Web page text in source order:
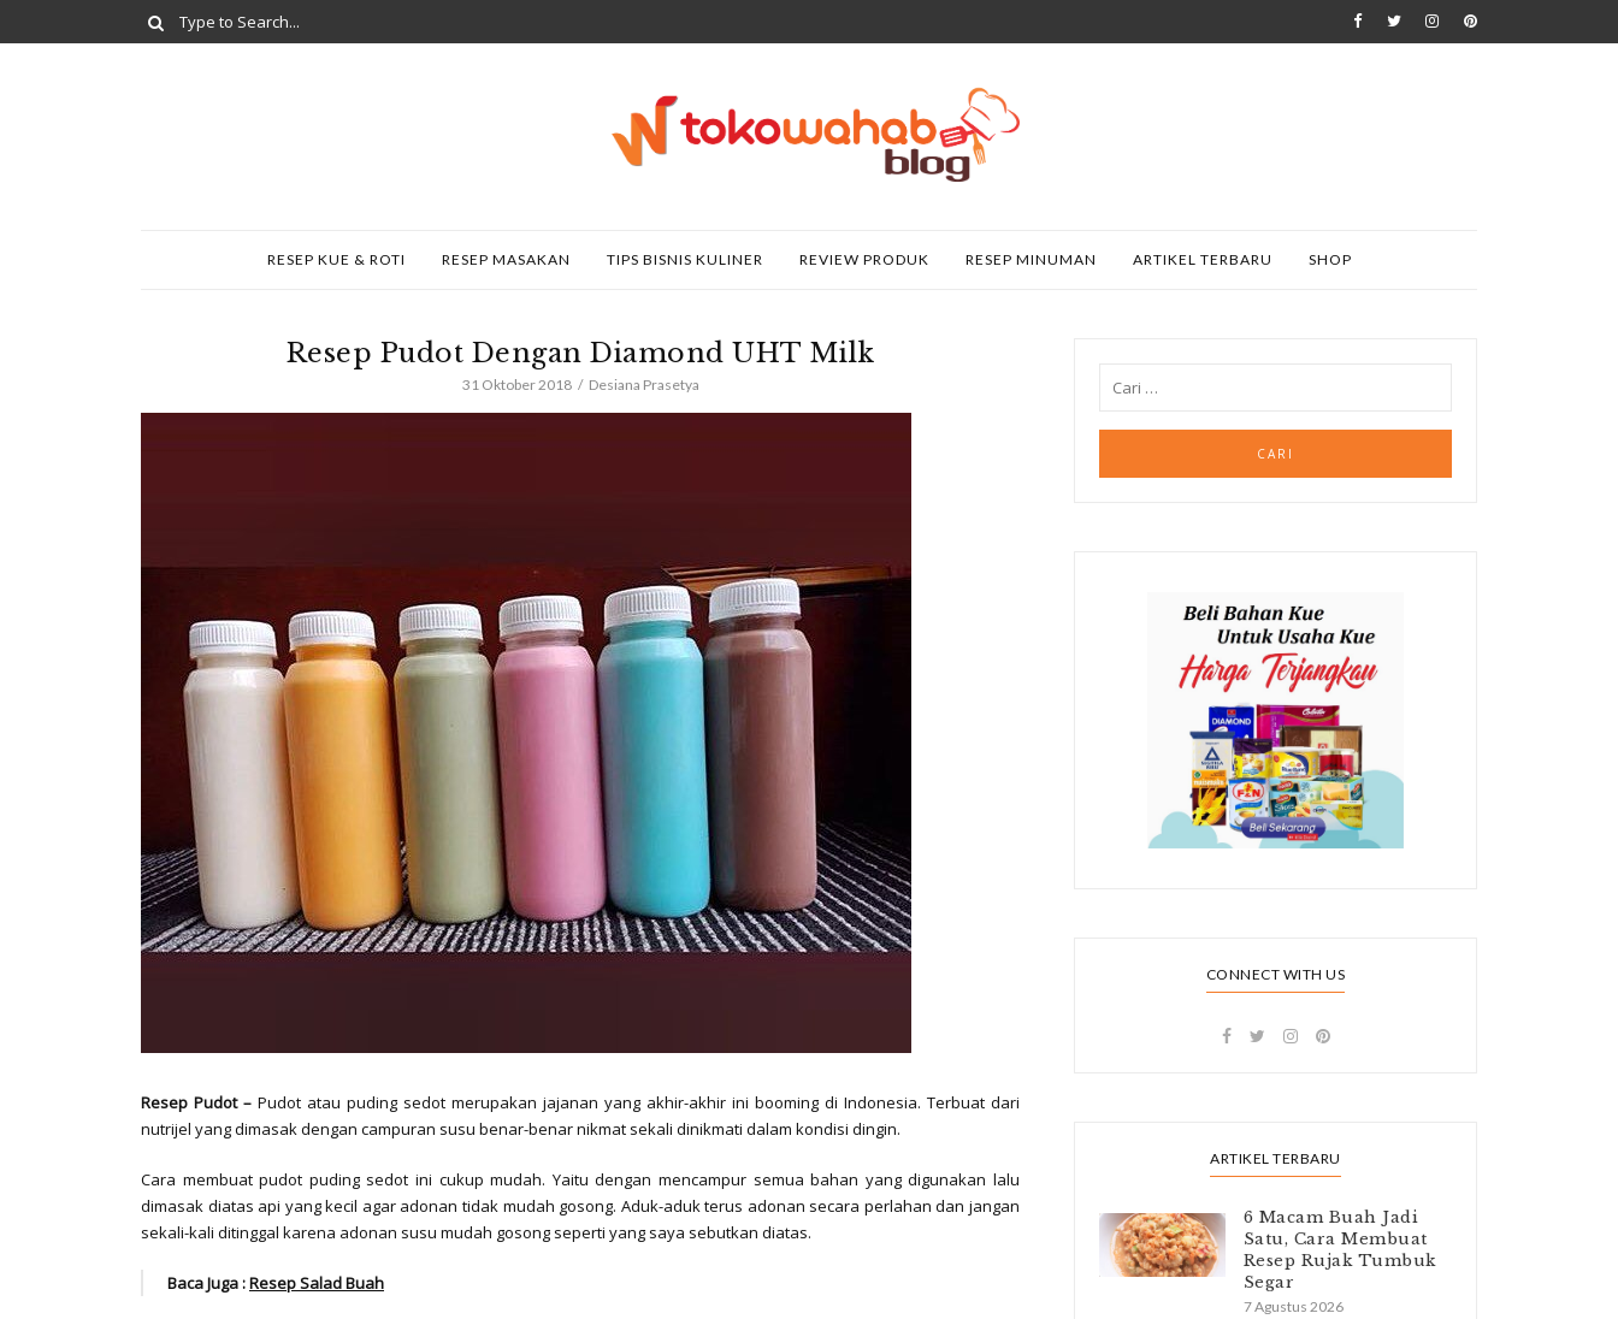
RESEP KUE & ROTI RESEP MASAKAN TIPS BISNIS KULINER REVIEW PRODUK RESEP MINUMAN ARTIKEL TERBARU SHOP
Resep Pudot Dengan Diamond UHT Milk
31 Oktober 2018 Desiana Prasetya
Resep Pudot – Pudot atau puding sedot merupakan jajanan yang akhir-akhir ini booming di Indonesia. Terbuat dari
nutrijel yang dimasak dengan campuran susu benar-benar nikmat sekali dinikmati dalam kondisi dingin.
Cara membuat pudot puding sedot ini cukup mudah. Yaitu dengan mencampur semua bahan yang digunakan lalu
dimasak diatas api yang kecil agar adonan tidak mudah gosong. Aduk-aduk terus adonan secara perlahan dan jangan
sekali-kali ditinggal karena adonan susu mudah gosong seperti yang saya sebutkan diatas.
Baca Juga :Resep Salad Buah
CONNECT WITH US
ARTIKEL TERBARU
6 Macam Buah Jadi
Satu, Cara Membuat
Resep Rujak Tumbuk
Segar
7 Agustus 2026